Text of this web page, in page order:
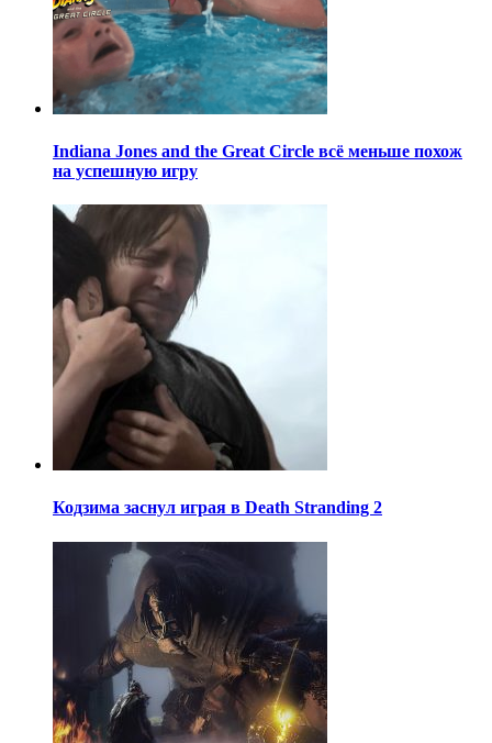
Indiana Jones and the Great Circle всё меньше похож
на успешную игру
Кодзима заснул играя в Death Stranding 2